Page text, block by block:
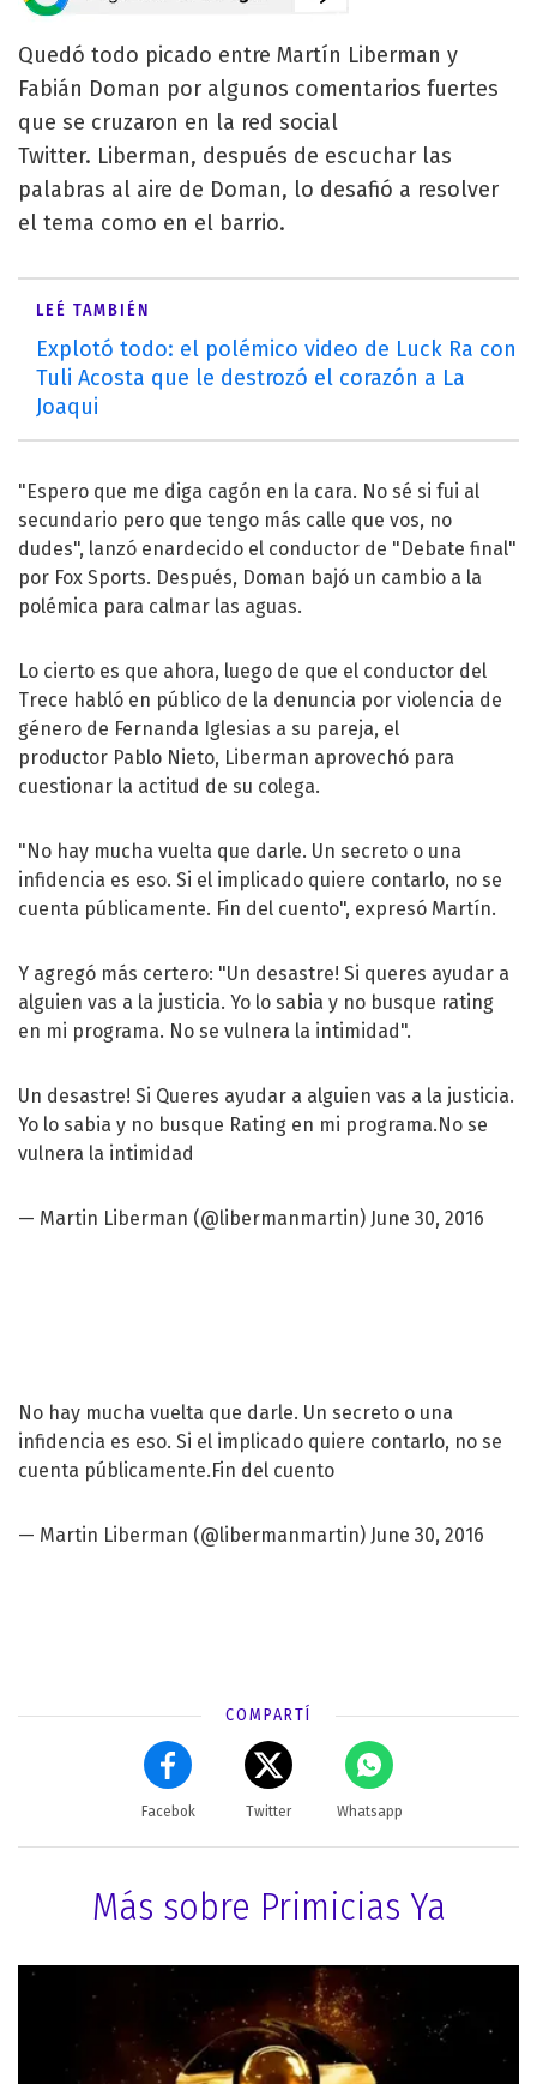
Quedó todo picado entre Martín Liberman y
Fabián Doman por algunos comentarios fuertes
que se cruzaron en la red social
Twitter. Liberman, después de escuchar las
palabras al aire de Doman, lo desafió a resolver
el tema como en el barrio.
LEÉ TAMBIÉN
Explotó todo: el polémico video de Luck Ra con
Tuli Acosta que le destrozó el corazón a La
Joaqui
"Espero que me diga cagón en la cara. No sé si fui al
secundario pero que tengo más calle que vos, no
dudes", lanzó enardecido el conductor de "Debate final"
por Fox Sports. Después, Doman bajó un cambio a la
polémica para calmar las aguas.
Lo cierto es que ahora, luego de que el conductor del
Trece habló en público de la denuncia por violencia de
género de Fernanda Iglesias a su pareja, el
productor Pablo Nieto, Liberman aprovechó para
cuestionar la actitud de su colega.
"No hay mucha vuelta que darle. Un secreto o una
infidencia es eso. Si el implicado quiere contarlo, no se
cuenta públicamente. Fin del cuento", expresó Martín.
Y agregó más certero: "Un desastre! Si queres ayudar a
alguien vas a la justicia. Yo lo sabia y no busque rating
en mi programa. No se vulnera la intimidad".
Un desastre! Si Queres ayudar a alguien vas a la justicia.
Yo lo sabia y no busque Rating en mi programa.No se
vulnera la intimidad
— Martin Liberman (@libermanmartin) June 30, 2016
No hay mucha vuelta que darle. Un secreto o una
infidencia es eso. Si el implicado quiere contarlo, no se
cuenta públicamente.Fin del cuento
— Martin Liberman (@libermanmartin) June 30, 2016
COMPARTÍ
Facebok Twitter Whatsapp
Más sobre Primicias Ya